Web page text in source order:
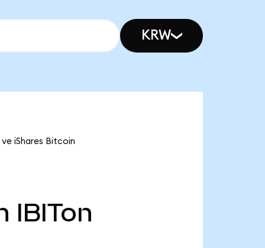
KRW
ve iShares Bitcoin
IBITon